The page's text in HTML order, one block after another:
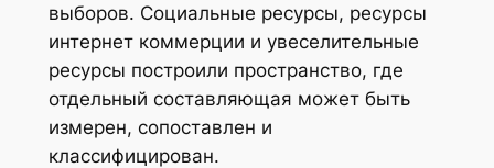
выборов. Социальные ресурсы, ресурсы
интернет коммерции и увеселительные
ресурсы построили пространство, где
отдельный составляющая может быть
измерен, сопоставлен и
классифицирован.